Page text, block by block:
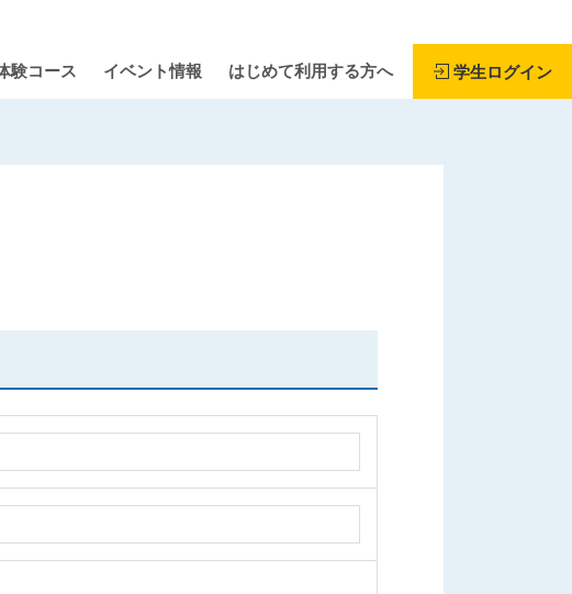
験コース イベント情報 はじめて利用する方へ 学生ログイン